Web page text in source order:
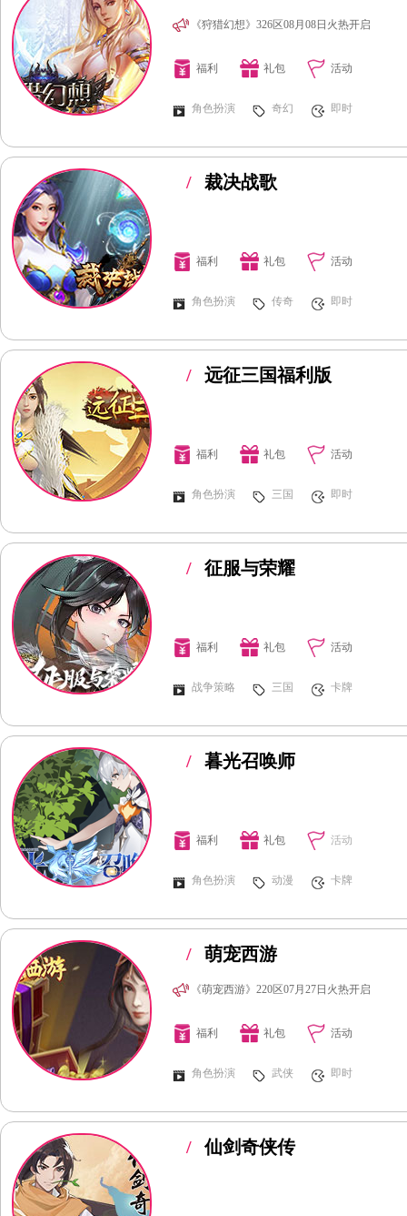
《狩猎幻想》326区08月08日火热开启
福利 礼包 活动
角色扮演 奇幻 即时
裁决战歌
/
福利 礼包 活动
角色扮演 传奇 即时
远征三国福利版
/
福利 礼包 活动
角色扮演 三国 即时
征服与荣耀
/
福利 礼包 活动
战争策略 三国 卡牌
暮光召唤师
/
福利 礼包 活动
角色扮演 动漫 卡牌
萌宠西游
/
《萌宠西游》220区07月27日火热开启
福利 礼包 活动
角色扮演 武侠 即时
仙剑奇侠传
/